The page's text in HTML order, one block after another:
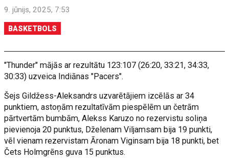
9. jūnijs, 2025, 7:53
BASKETBOLS
"Thunder" mājās ar rezultātu 123:107 (26:20, 33:21, 34:33,
30:33) uzveica Indiānas "Pacers".
Šejs Gildžess-Aleksandrs uzvarētājiem izcēlās ar 34
punktiem, astoņām rezultatīvām piespēlēm un četrām
pārtvertām bumbām, Alekss Karuzo no rezervistu soliņa
pievienoja 20 punktus, Dželenam Viljamsam bija 19 punkti,
vēl vienam rezervistam Āronam Viginsam bija 18 punkti, bet
Čets Holmgrēns guva 15 punktus.